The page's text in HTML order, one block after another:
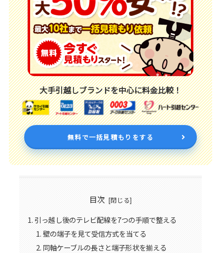
大手引越しブランドを中心に料金比較！
無料で一括見積もりをする
目次
引っ越し後のテレビ配線を7つの手順で整える
壁の端子を見て受信方式を当てる
同軸ケーブルの長さと端子形状を揃える